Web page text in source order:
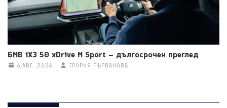
БМВ iX3 50 xDrive M Sport – дългосрочен преглед
6 АВГ. 2026 ГЛОРИЯ ПЪРВАНОВА